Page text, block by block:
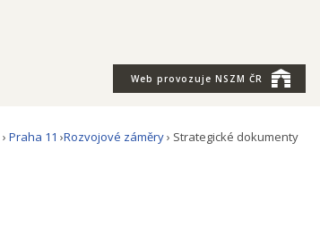
Web provozuje NSZM ČR
› Praha 11 ›Rozvojové záměry› Strategické dokumenty